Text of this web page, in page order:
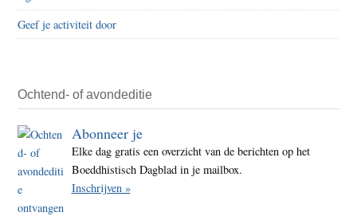
Geef je activiteit door
Ochtend- of avondeditie
Abonneer je
Elke dag gratis een overzicht van de berichten op het
Boeddhistisch Dagblad in je mailbox.
Inschrijven »